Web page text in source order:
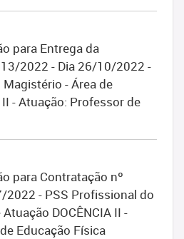
para Entrega da
2022 - Dia 26/10/2022 -
- Área de
- Atuação: Professor de
para Contratação nº
- PSS Profissional do
DOCÊNCIA II -
Educação Física